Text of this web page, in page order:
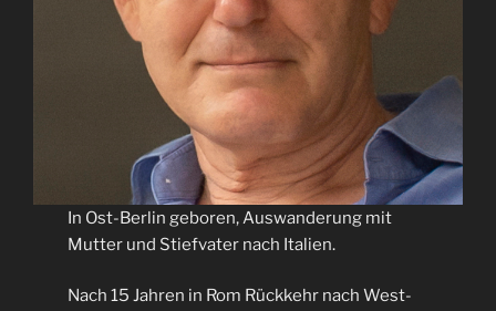
In Ost-Berlin geboren, Auswanderung mit
Mutter und Stiefvater nach Italien.
Nach 15 Jahren in Rom Rückkehr nach West-